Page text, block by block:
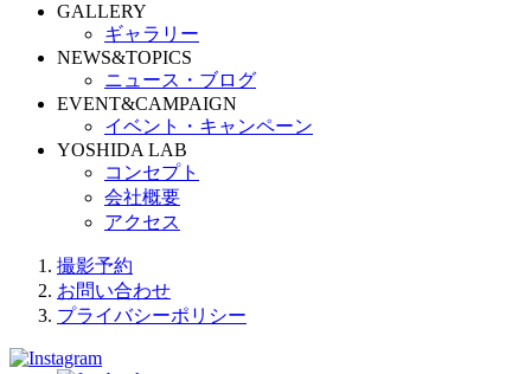
GALLERY
ギャラリー
NEWS&TOPICS
ニュース・ブログ
EVENT&CAMPAIGN
イベント・キャンペーン
YOSHIDA LAB
コンセプト
会社概要
アクセス
撮影予約
お問い合わせ
プライバシーポリシー